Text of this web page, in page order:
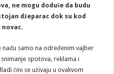
ne mogu doduše da budu
džeparac dok su kod
samo na određenim vajber
spotova, reklama i
čini se uživaju u ovakvom